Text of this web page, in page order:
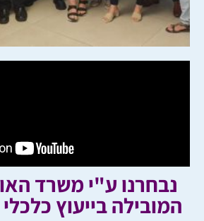
נבחרנו ע"י משרד
המובילה בייעוץ